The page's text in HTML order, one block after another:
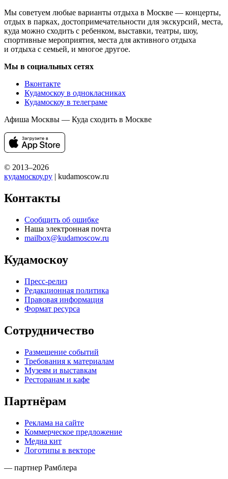
Мы советуем любые варианты отдыха в Москве — концерты,
отдых в парках, достопримечательности для экскурсий, места,
куда можно сходить с ребенком, выставки, театры, шоу,
спортивные мероприятия, места для активного отдыха
и отдыха с семьей, и многое другое.
Мы в социальных сетях
Вконтакте
Кудамоскоу в однокласниках
Кудамоскоу в телеграме
Афиша Москвы — Куда сходить в Москве
© 2013–2026
кудамоскоу.ру | kudamoscow.ru
Контакты
Сообщить об ошибке
Наша электронная почта
mailbox@kudamoscow.ru
Кудамоскоу
Пресс-релиз
Редакционная политика
Правовая информация
Формат ресурса
Сотрудничество
Размещение событий
Требования к материалам
Музеям и выставкам
Ресторанам и кафе
Партнёрам
Реклама на сайте
Коммерческое предложение
Медиа кит
Логотипы в векторе
— партнер Рамблера